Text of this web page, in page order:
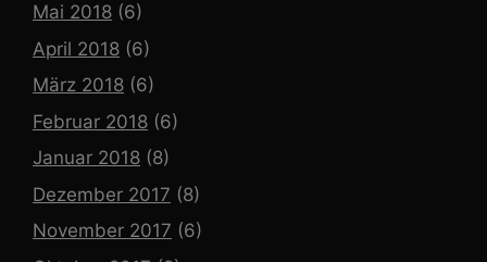
Mai 2018 (6)
April 2018 (6)
März 2018 (6)
Februar 2018 (6)
Januar 2018 (8)
Dezember 2017 (8)
November 2017 (6)